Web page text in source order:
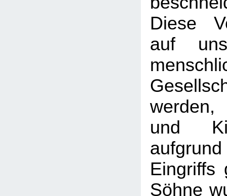
Diese
auf
und
Eingriffs
Söhne